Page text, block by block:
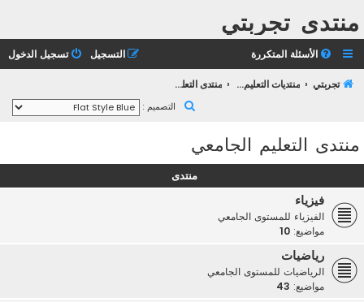
منتدى تجربتي
الأسئلة المتكررة تسجيل الدخول التسجيل
تجربتي منتديات التعليم الثانوي منتدى التعليم الجامعي
التصميم :
منتدى التعليم الجامعي
منتدى
فيزياء
الفيزياء للمستوى الجامعي
مواضيع: 10
رياضيات
الرياضيات للمستوى الجامعي
مواضيع: 43